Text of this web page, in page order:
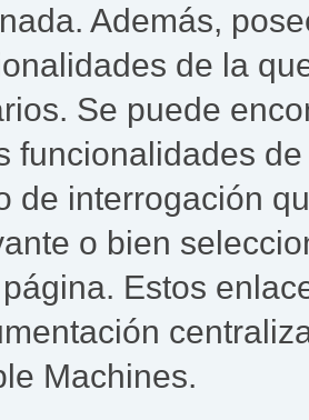
Además,
de la
Se puede
funcionalidades
de interrogación
o bien
Estos
Machines.